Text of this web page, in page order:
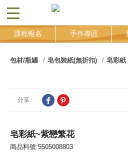
CLOSE
課程報名 手作專區
包材/瓶罐 皂包裝紙(無折扣) 皂彩紙
分享 :
皂彩紙~紫戀繁花
商品料號:5505008803